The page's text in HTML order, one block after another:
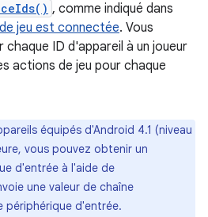
, comme indiqué dans
jeu est connectée. Vous
ID d'appareil à un joueur
actions de jeu pour chaque
équipés d'Android 4.1 (niveau
vous pouvez obtenir un
d'entrée à l'aide de
une valeur de chaîne
périphérique d'entrée.